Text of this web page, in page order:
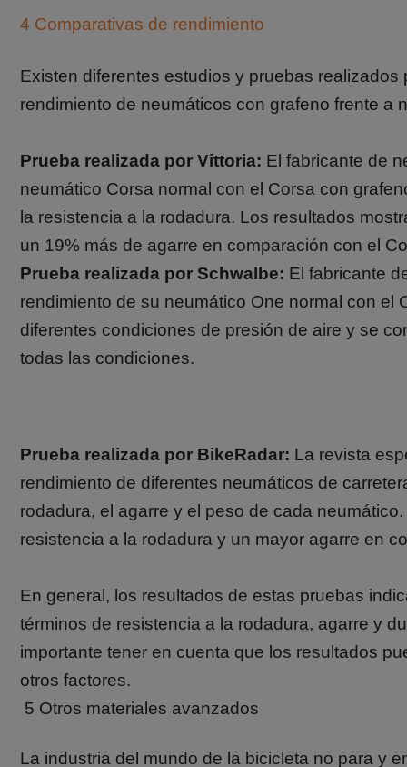
4 Comparativas de rendimiento
Existen diferentes estudios y pruebas
rendimiento de neumáticos con grafeno frente a
Prueba realizada por Vittoria: El fabricante de
neumático Corsa normal con el Corsa con
la resistencia a la rodadura. Los resultados
un 19% más de agarre en comparación con el
Prueba realizada por Schwalbe: El fabricante
rendimiento de su neumático One normal con el
diferentes condiciones de presión de aire y se
todas las condiciones.
Prueba realizada por BikeRadar: La revista
rendimiento de diferentes neumáticos de
rodadura, el agarre y el peso de cada
resistencia a la rodadura y un mayor agarre en
En general, los resultados de estas pruebas
términos de resistencia a la rodadura, agarre y
importante tener en cuenta que los resultados
otros factores.
5 Otros materiales avanzados
La industria del mundo de la bicicleta no para y